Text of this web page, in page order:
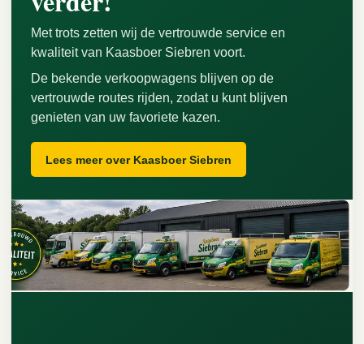
Met trots zetten wij de vertrouwde service en
kwaliteit van Kaasboer Siebren voort.
De bekende verkoopwagens blijven op de
vertrouwde routes rijden, zodat u kunt blijven
genieten van uw favoriete kazen.
Lees meer over Kaasboer Siebren